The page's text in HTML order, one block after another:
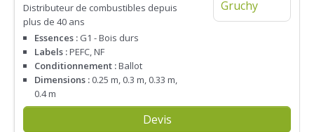
Distributeur de combustibles depuis
plus de 40 ans
Essences : G1 - Bois durs
Labels :PEFC, NF
Conditionnement :Ballot
Dimensions : 0.25 m, 0.3 m, 0.33 m,
0.4 m
Devis